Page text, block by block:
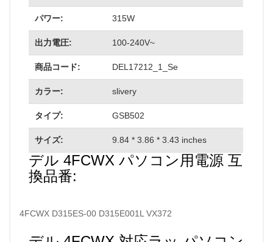
パワー: 315W
出力電圧: 100-240V~
商品コード: DEL17212_1_Se
カラー: slivery
タイプ: GSB502
サイズ: 9.84 * 3.86 * 3.43 inches
デル 4FCWX パソコン用電源 互
換品番:
4FCWX D315ES-00 D315E001L VX372